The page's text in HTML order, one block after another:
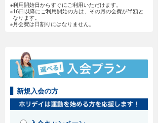
※利用開始日からすぐにご利用いただけます。
※16日以降にご利用開始の方は、その月の会費が半額と
なります。
※月会費は日割りにはなりません。
新規入会の方